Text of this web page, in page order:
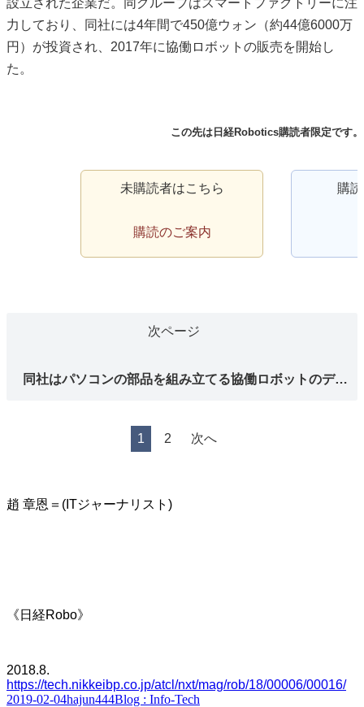
設立された企業だ。同グループはスマートファクトリーに注
力しており、同社には4年間で450億ウォン（約44億6000万
円）が投資され、2017年に協働ロボットの販売を開始し
た。
この先は日経Robotics購読者限定です。
未購読者はこちら
購読のご案内
購
次ページ
同社はパソコンの部品を組み立てる協働ロボットのデ…
1 2 次へ
趙 章恩＝(ITジャーナリスト)
《日経Robo》
2018.8.
https://tech.nikkeibp.co.jp/atcl/nxt/mag/rob/18/00006/00016/
Posted
2019-02-04Author
hajun444Categories
Blog : Info-Tech